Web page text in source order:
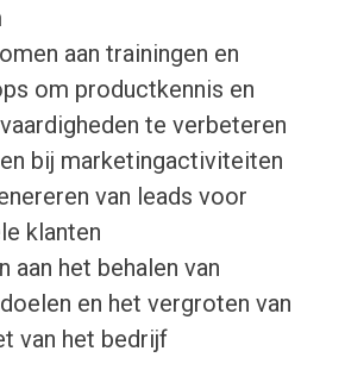
aan trainingen en
om productkennis en
te verbeteren
bij marketingactiviteiten
van leads voor
klanten
aan het behalen van
en het vergroten van
van het bedrijf